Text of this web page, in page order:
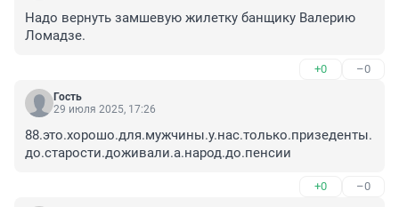
Надо вернуть замшевую жилетку банщику Валерию
Ломадзе.
+0 –0
Гость
29 июля 2025, 17:26
88.это.хорошо.для.мужчины.у.нас.только.призеденты.
до.старости.доживали.а.народ.до.пенсии
+0 –0